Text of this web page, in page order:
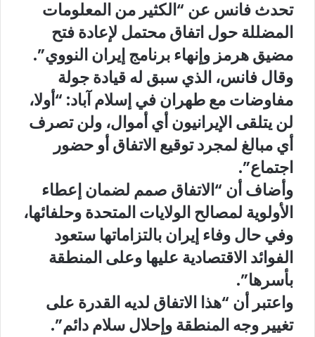
تحدث فانس عن “الكثير من المعلومات
المضللة حول اتفاق محتمل لإعادة فتح
مضيق هرمز وإنهاء برنامج إيران النووي”.
وقال فانس، الذي سبق له قيادة جولة
مفاوضات مع طهران في إسلام آباد: “أولا،
لن يتلقى الإيرانيون أي أموال، ولن تصرف
أي مبالغ لمجرد توقيع الاتفاق أو حضور
اجتماع”.
وأضاف أن “الاتفاق صمم لضمان إعطاء
الأولوية لمصالح الولايات المتحدة وحلفائها،
وفي حال وفاء إيران بالتزاماتها ستعود
الفوائد الاقتصادية عليها وعلى المنطقة
بأسرها”.
واعتبر أن “هذا الاتفاق لديه القدرة على
تغيير وجه المنطقة وإحلال سلام دائم”.